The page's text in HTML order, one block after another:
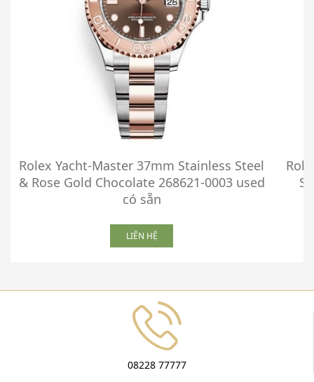
Rolex Yacht-Master 37mm Stainless Steel
& Rose Gold Chocolate 268621-0003 used
có sẵn
LIÊN HỆ
08228 77777